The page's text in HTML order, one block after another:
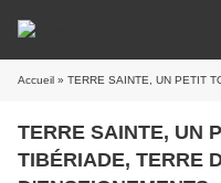
Accueil » TERRE SAINTE, UN PETIT TOUR DU LAC DE TIBÉRIADE, TERRE DE
TERRE SAINTE, UN
TIBÉRIADE, TERRE